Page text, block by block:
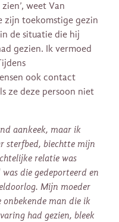
weet Van
zijn toekomstige gezin
de situatie die hij
gezien. Ik vermoed
ook contact
ze deze persoon niet
aankeek, maar ik
sterfbed, biechtte mijn
relatie was
die gedeporteerd en
Mijn moeder
onbekende man die ik
had gezien, bleek